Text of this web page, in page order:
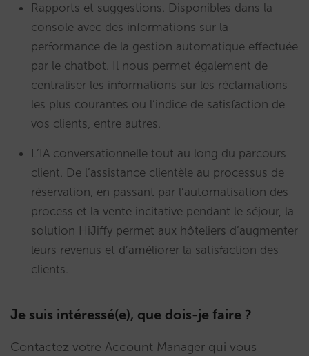
Rapports et suggestions. Disponibles dans la
console avec des informations sur la
performance de la gestion automatique effectuée
par le chatbot. Il nous permet également de
centraliser les informations sur les réclamations
les plus courantes ou l’indice de satisfaction de
vos clients, entre autres.
L’IA conversationnelle tout au long du parcours
client. De l’assistance clientèle au processus de
réservation, en passant par l’automatisation des
process et la vente incitative pendant le séjour, la
solution HiJiffy permet aux hôteliers d’augmenter
leurs revenus et d’améliorer la satisfaction des
clients.
Je suis intéressé(e), que dois-je faire ?
Contactez votre Account Manager qui vous